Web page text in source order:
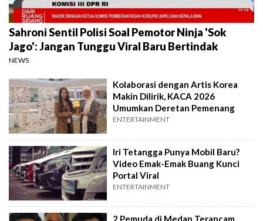
Sahroni Sentil Polisi Soal Pemotor Ninja 'Sok
Jago': Jangan Tunggu Viral Baru Bertindak
NEWS
Kolaborasi dengan Artis Korea
Makin Dilirik, KACA 2026
Umumkan Deretan Pemenang
ENTERTAINMENT
Iri Tetangga Punya Mobil Baru?
Video Emak-Emak Buang Kunci
Portal Viral
ENTERTAINMENT